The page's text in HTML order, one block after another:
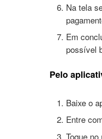
Na tela
Em
possível
Pelo
Baixe o
Entre
Toque